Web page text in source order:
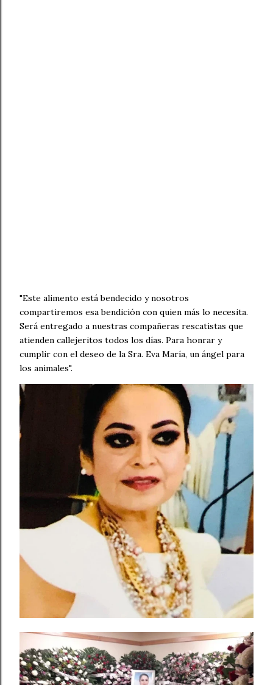
"Este alimento está bendecido y nosotros
compartiremos esa bendición con quien más lo necesita.
Será entregado a nuestras compañeras rescatistas que
atienden callejeritos todos los días. Para honrar y
cumplir con el deseo de la Sra. Eva María, un ángel para
los animales".